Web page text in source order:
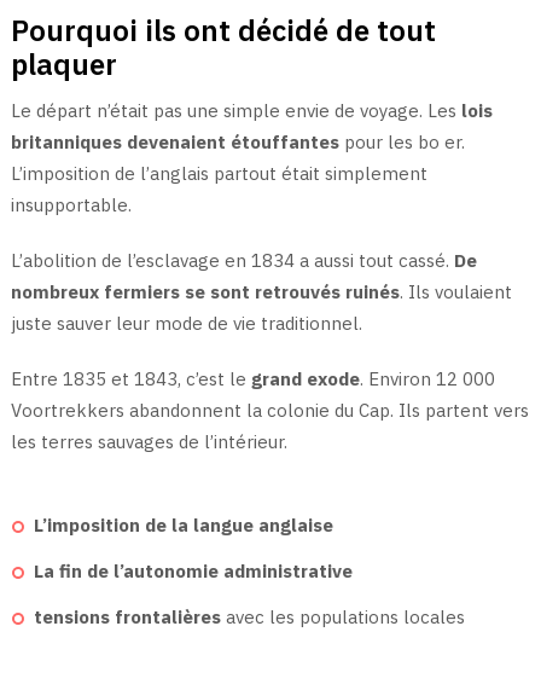
Pourquoi ils ont décidé de tout
plaquer
Le départ n’était pas une simple envie de voyage. Les lois
britanniques devenaient étouffantespour les bo er.
L’imposition de l’anglais partout était simplement
insupportable.
L’abolition de l’esclavage en 1834 a aussi tout cassé. De
nombreux fermiers se sont retrouvés ruinés. Ils voulaient
juste sauver leur mode de vie traditionnel.
Entre 1835 et 1843, c’est le grand exode. Environ 12 000
Voortrekkers abandonnent la colonie du Cap. Ils partent vers
les terres sauvages de l’intérieur.
L’imposition de la langue anglaise
La fin de l’autonomie administrative
tensions frontalières avec les populations locales